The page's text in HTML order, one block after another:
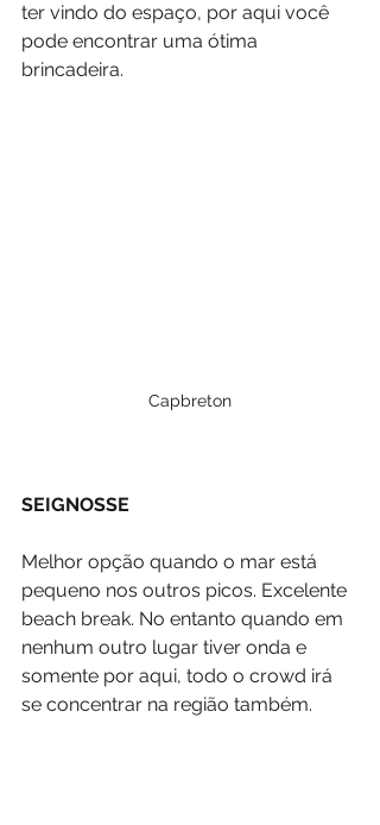
ter vindo do espaço, por aqui você
pode encontrar uma ótima
brincadeira.
Capbreton
SEIGNOSSE
Melhor opção quando o mar está
pequeno nos outros picos. Excelente
beach break. No entanto quando em
nenhum outro lugar tiver onda e
somente por aqui, todo o crowd irá
se concentrar na região também.